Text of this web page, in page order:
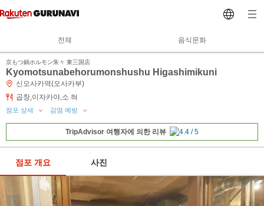
전체 음식문화
京もつ鍋ホルモン朱々 東三国店
Kyomotsunabehorumonshushu Higashimikuni
신오사카역(오사카부)
곱창,이자카야,소 혀
점포 상세 감염 예방
TripAdvisor 여행자에 의한 리뷰
점포 개요 사진